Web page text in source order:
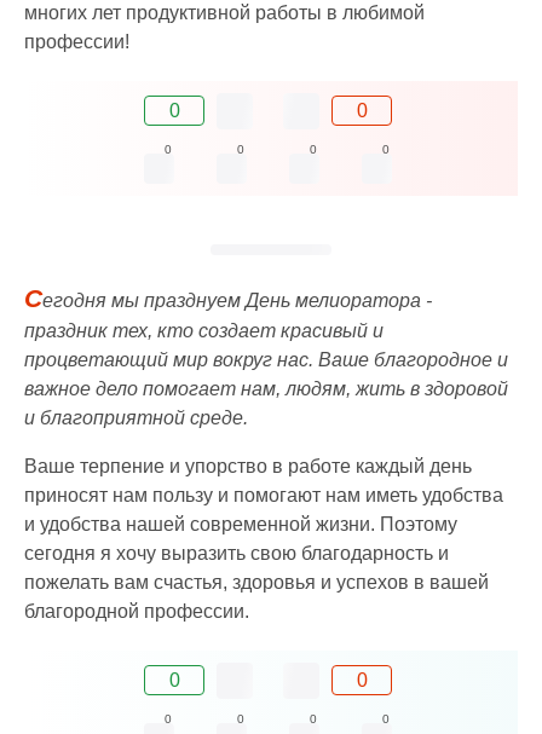
многих лет продуктивной работы в любимой
профессии!
0 0
0 0 0 0
Сегодня мы празднуем День мелиоратора -
праздник тех, кто создает красивый и
процветающий мир вокруг нас. Ваше благородное и
важное дело помогает нам, людям, жить в здоровой
и благоприятной среде.
Ваше терпение и упорство в работе каждый день
приносят нам пользу и помогают нам иметь удобства
и удобства нашей современной жизни. Поэтому
сегодня я хочу выразить свою благодарность и
пожелать вам счастья, здоровья и успехов в вашей
благородной профессии.
0 0
0 0 0 0